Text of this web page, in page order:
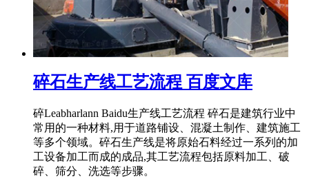
碎石生产线工艺流程 百度文库
碎Leabharlann Baidu生产线工艺流程 碎石是建筑行业中
常用的一种材料,用于道路铺设、混凝土制作、建筑施工
等多个领域。碎石生产线是将原始石料经过一系列的加
工设备加工而成的成品,其工艺流程包括原料加工、破
碎、筛分、洗选等步骤。